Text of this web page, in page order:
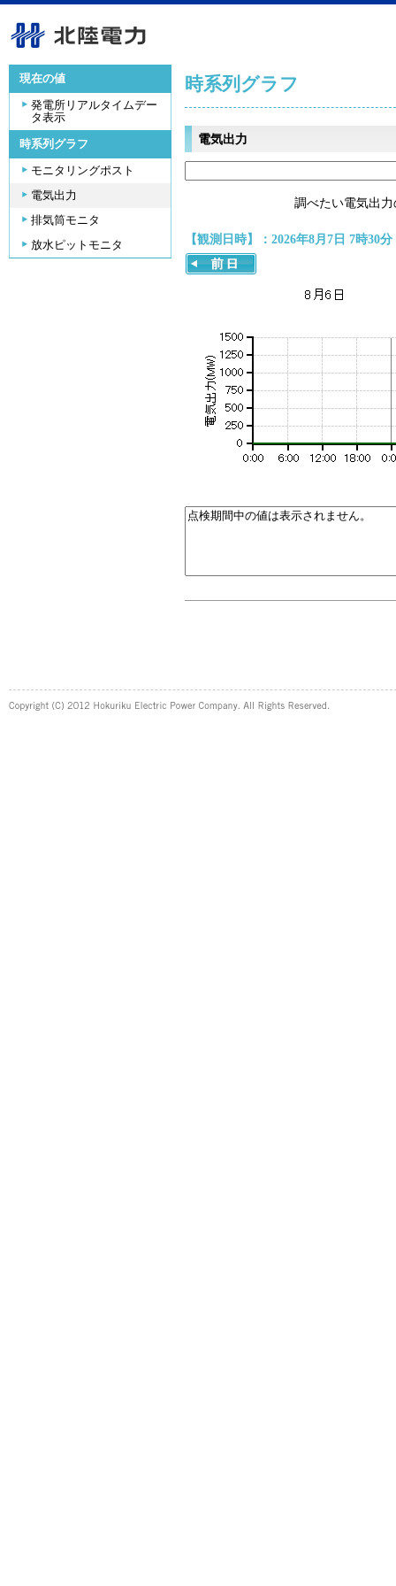
現在の値
発電所リアルタイムデー
タ表示
時系列グラフ
モニタリングポスト
電気出力
排気筒モニタ
放水ピットモニタ
時系列グラフ
電気出力
調べたい電気出
【観測日時】：2026年8月7日 7時30分